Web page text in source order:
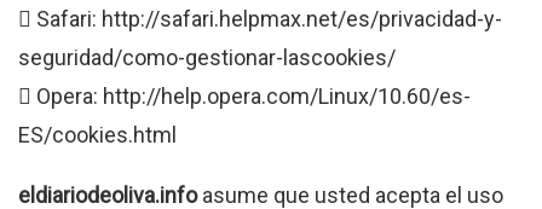
 Safari: http://safari.helpmax.net/es/privacidad-y-
seguridad/como-gestionar-lascookies/
 Opera: http://help.opera.com/Linux/10.60/es-
ES/cookies.html
eldiariodeoliva.infoasume que usted acepta el uso